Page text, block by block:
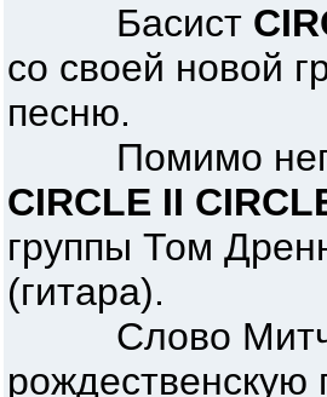
Басист
со своей новой
песню.
Помимо него в
CIRCLE II
группы Том
(гитара).
Слово Митчу:
рождественскую